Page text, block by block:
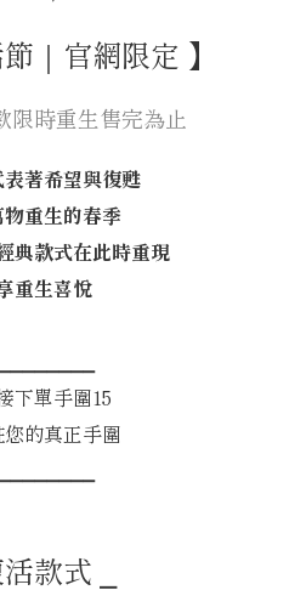
｜官網限定 】
限時重生售完為止
著希望與復甦
重生的春季
典款式在此時重現
重生喜悅
下單手圍15
的真正手圍
活款式 ⎯